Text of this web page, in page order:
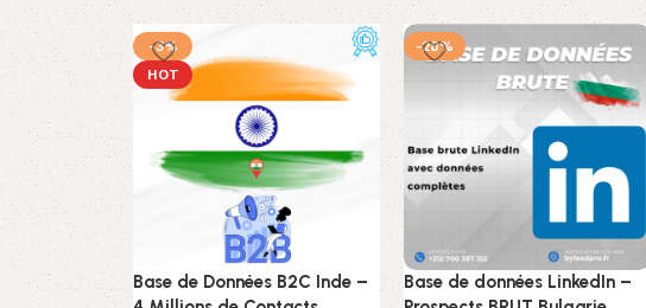
-3%
HOT
Base de Données B2C Inde –
-28%
Base de données LinkedIn –